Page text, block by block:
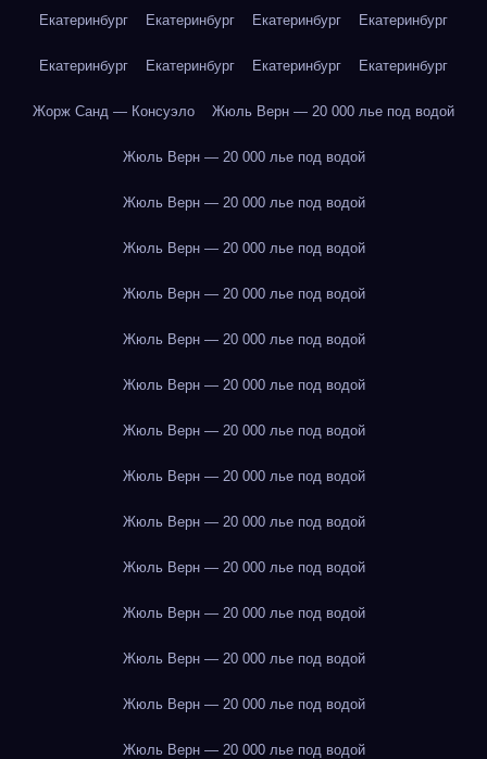
Екатеринбург Екатеринбург Екатеринбург Екатеринбург
Екатеринбург Екатеринбург Екатеринбург Екатеринбург
Жорж Санд — Консуэло Жюль Верн — 20 000 лье под водой
Жюль Верн — 20 000 лье под водой
Жюль Верн — 20 000 лье под водой
Жюль Верн — 20 000 лье под водой
Жюль Верн — 20 000 лье под водой
Жюль Верн — 20 000 лье под водой
Жюль Верн — 20 000 лье под водой
Жюль Верн — 20 000 лье под водой
Жюль Верн — 20 000 лье под водой
Жюль Верн — 20 000 лье под водой
Жюль Верн — 20 000 лье под водой
Жюль Верн — 20 000 лье под водой
Жюль Верн — 20 000 лье под водой
Жюль Верн — 20 000 лье под водой
Жюль Верн — 20 000 лье под водой